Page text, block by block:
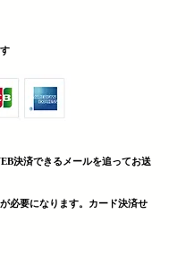
決済できる メールを追ってお送
必要になります。カード決済せ